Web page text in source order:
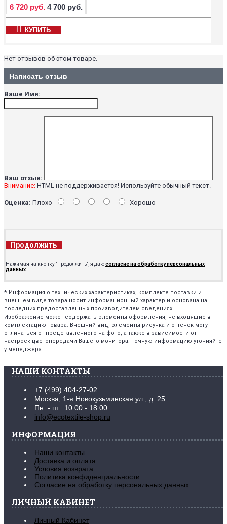
6 720 руб. 4 700 руб.
КУПИТЬ
Нет отзывов об этом товаре.
Написать отзыв
Ваше Имя:
Ваш отзыв:
Внимание: HTML не поддерживается! Используйте обычный текст.
Оценка: Плохо Хорошо
Продолжить
Нажимая на кнопку "Продолжить", я даюсогласие на обработку персональных
данных
* Информация о технических характеристиках, комплекте поставки и
внешнем виде товара носит информационный характер и основана на
последних предоставленных производителем сведениях.
Изображение может содержать элементы оформления, не входящие в
комплектацию товара. Внешний вид, элементы рисунка и оттенок могут
отличаться от представленного на фото, а также в зависимости от
настроек цветопередачи Вашего монитора. Точную информацию уточняйте
у менеджера.
НАШИ КОНТАКТЫ
+7 (499) 404-27-02
Москва, 1-я Новокузьминская ул., д. 25
Пн. - пт.: 10.00 - 18.00
info@ecotextile-shop.ru
ИНФОРМАЦИЯ
Наши контакты
Доставка и оплата
Условия возврата
Политика конфиденциальности
Согласие на обработку персональных данных
ЛИЧНЫЙ КАБИНЕТ
Личный Кабинет